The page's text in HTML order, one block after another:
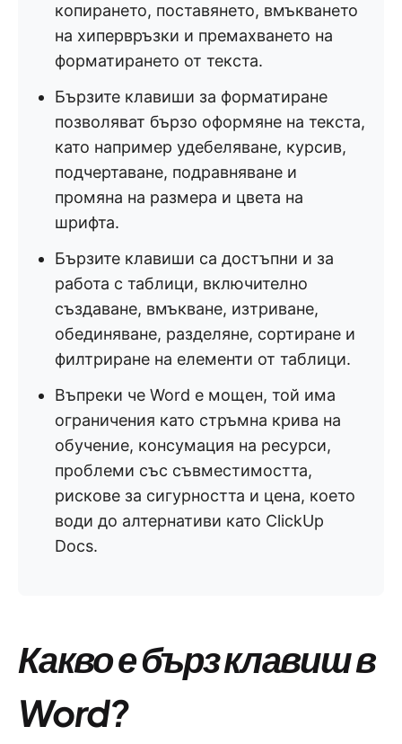
копирането, поставянето, вмъкването
на хипервръзки и премахването на
форматирането от текста.
Бързите клавиши за форматиране
позволяват бързо оформяне на текста,
като например удебеляване, курсив,
подчертаване, подравняване и
промяна на размера и цвета на
шрифта.
Бързите клавиши са достъпни и за
работа с таблици, включително
създаване, вмъкване, изтриване,
обединяване, разделяне, сортиране и
филтриране на елементи от таблици.
Въпреки че Word е мощен, той има
ограничения като стръмна крива на
обучение, консумация на ресурси,
проблеми със съвместимостта,
рискове за сигурността и цена, което
води до алтернативи като ClickUp
Docs.
Какво е бърз клавиш в
Word?